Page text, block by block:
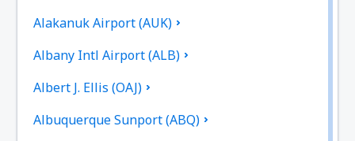
Alakanuk Airport (AUK)
Albany Intl Airport (ALB)
Albert J. Ellis (OAJ)
Albuquerque Sunport (ABQ)